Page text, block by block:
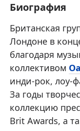
Биография
Британская
Лондоне в
благодаря
коллективом
инди-рок, лоу-
За годы
коллекцию
Brit Awards, а